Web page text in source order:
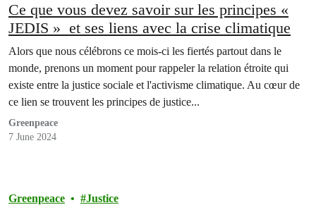
Ce que vous devez savoir sur les principes «
JEDIS » et ses liens avec la crise climatique
Alors que nous célébrons ce mois-ci les fiertés partout dans le
monde, prenons un moment pour rappeler la relation étroite qui
existe entre la justice sociale et l'activisme climatique. Au cœur de
ce lien se trouvent les principes de justice...
Greenpeace
7 June 2024
Greenpeace Justice